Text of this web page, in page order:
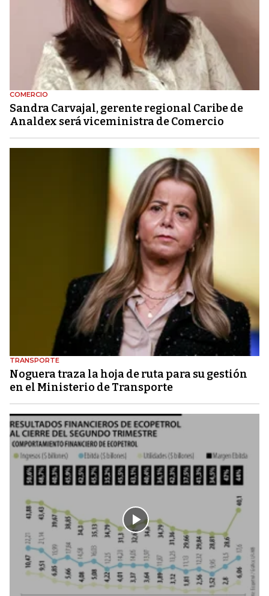
COMERCIO
Sandra Carvajal, gerente regional Caribe de
Analdex será viceministra de Comercio
TRANSPORTE
Noguera traza la hoja de ruta para su gestión
en el Ministerio de Transporte